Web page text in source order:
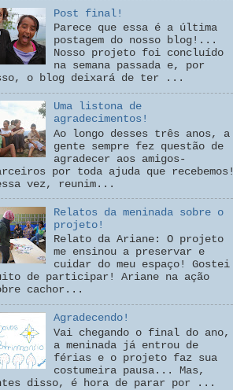
Post final!
Parece que essa é a última
postagem do nosso blog!...
Nosso projeto foi concluído
na semana passada e, por
o blog deixará de ter ...
Uma listona de
agradecimentos!
Ao longo desses três anos, a
gente sempre fez questão de
agradecer aos amigos-
por toda ajuda que recebemos!
vez, reunim...
Relatos da meninada sobre o
projeto!
Relato da Ariane: O projeto
me ensinou a preservar e
cuidar do meu espaço! Gostei
de participar! Ariane na ação
cachor...
Agradecendo!
Vai chegando o final do ano,
a meninada já entrou de
férias e o projeto faz sua
costumeira pausa... Mas,
disso, é hora de parar por ...